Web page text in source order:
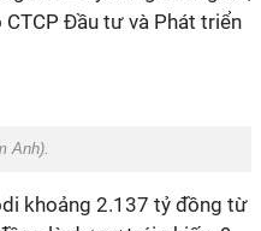
Đầu tư và Phát triển
Anh).
khoảng 2.137 tỷ đồng từ